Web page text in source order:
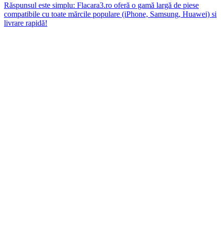
Răspunsul este simplu: Flacara3.ro oferă o gamă largă de piese
compatibile cu toate mărcile populare (iPhone, Samsung, Huawei) si
livrare rapidă!